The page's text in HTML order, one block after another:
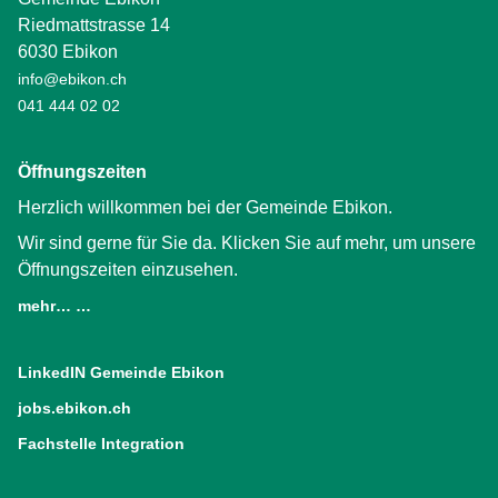
Riedmattstrasse 14
6030 Ebikon
info@ebikon.ch
041 444 02 02
Öffnungszeiten
Herzlich willkommen bei der Gemeinde Ebikon.
Wir sind gerne für Sie da. Klicken Sie auf mehr, um unsere
Öffnungszeiten einzusehen.
mehr… …
LinkedIN Gemeinde Ebikon
jobs.ebikon.ch
Fachstelle Integration